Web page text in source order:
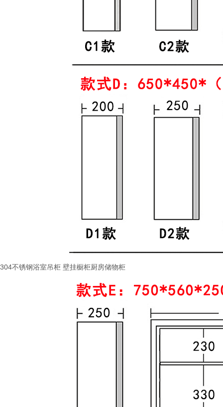
304不锈钢浴室吊柜 壁挂橱柜厨房储物柜